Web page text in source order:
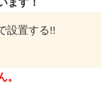
ます！
設置する!!
。